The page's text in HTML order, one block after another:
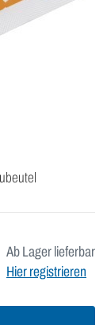
Ab Lager lieferbar
Hier registrieren